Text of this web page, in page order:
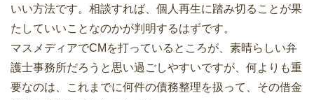
いい方法です。相談すれば、個人再生に踏み切ることが果
たしていいことなのかが判明するはずです。
マスメディアでCMを打っているところが、素晴らしい弁
護士事務所だろうと思い過ごしやすいですが、何よりも重
要なのは、これまでに何件の債務整理を扱って、その借金